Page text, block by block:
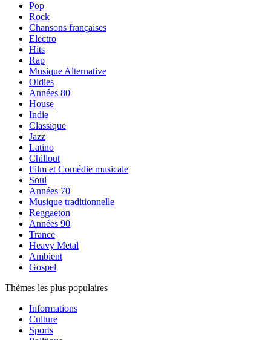
Pop
Rock
Chansons françaises
Electro
Hits
Rap
Musique Alternative
Oldies
Années 80
House
Indie
Classique
Jazz
Latino
Chillout
Film et Comédie musicale
Soul
Années 70
Musique traditionnelle
Reggaeton
Années 90
Trance
Heavy Metal
Ambient
Gospel
Thèmes les plus populaires
Informations
Culture
Sports